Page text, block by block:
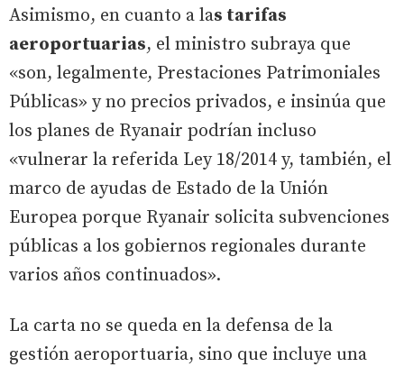
Asimismo, en cuanto a las tarifas
aeroportuarias, el ministro subraya que
«son, legalmente, Prestaciones Patrimoniales
Públicas» y no precios privados, e insinúa que
los planes de Ryanair podrían incluso
«vulnerar la referida Ley 18/2014 y, también, el
marco de ayudas de Estado de la Unión
Europea porque Ryanair solicita subvenciones
públicas a los gobiernos regionales durante
varios años continuados».
La carta no se queda en la defensa de la
gestión aeroportuaria, sino que incluye una